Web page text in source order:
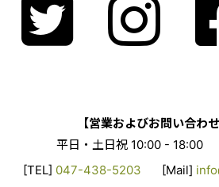
【営業およびお問い合わ
平日・土日祝 10:00 - 18:00
[TEL] 047-438-5203 [Mail]